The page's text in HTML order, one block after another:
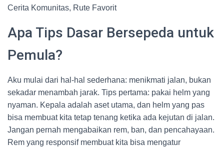
Cerita Komunitas, Rute Favorit
Apa Tips Dasar Bersepeda untuk
Pemula?
Aku mulai dari hal-hal sederhana: menikmati jalan, bukan
sekadar menambah jarak. Tips pertama: pakai helm yang
nyaman. Kepala adalah aset utama, dan helm yang pas
bisa membuat kita tetap tenang ketika ada kejutan di jalan.
Jangan pernah mengabaikan rem, ban, dan pencahayaan.
Rem yang responsif membuat kita bisa mengatur